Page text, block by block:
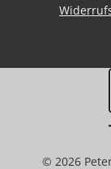
©2026